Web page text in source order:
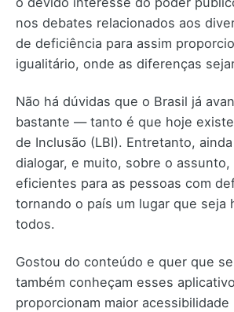
nos debates relacionados aos
de deficiência para assim
igualitário, onde as diferenças
Não há dúvidas que o Brasil já
bastante — tanto é que hoje existe
de Inclusão (LBI). Entretanto,
dialogar, e muito, sobre o assunto,
eficientes para as pessoas com
tornando o país um lugar que seja
todos.
Gostou do conteúdo e quer que
também conheçam esses
proporcionam maior acessibilidade